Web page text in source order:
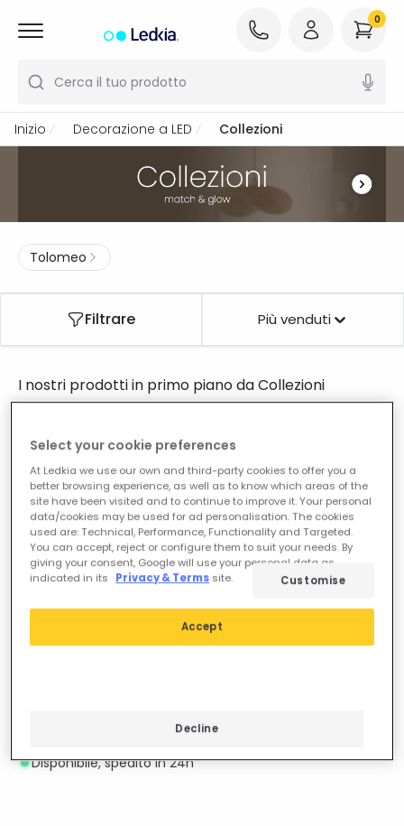
Cerca il tuo prodotto
0
Inizio Decorazione a LED Collezioni
Tolomeo
Filtrare Più venduti
I nostri prodotti in primo piano daCollezioni
78,99 €
Disponibile, spedito in 24h
62,99 €
Select your cookie preferences
At Ledkia we use our own and third-party cookies to offer you a
better browsing experience, as well as to know which areas of the
site have been visited and to continue to improve it. Your personal
data/cookies may be used for ad personalisation. The cookies
used are: Technical, Performance, Functionality and Targeted.
You can accept, reject or configure them to suit your needs. By
giving your consent, Google will use your personal data as
indicated in its
Privacy & Terms site.
Decline
Accept
Customise